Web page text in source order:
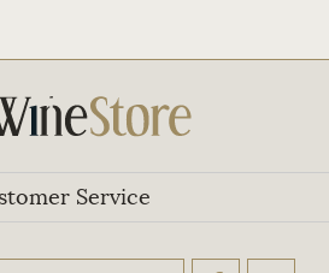
Service